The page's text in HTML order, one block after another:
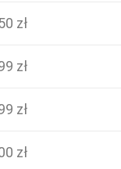
zł
zł
zł
zł